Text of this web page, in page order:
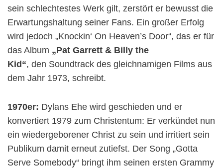
sein schlechtestes Werk gilt, zerstört er bewusst die
Erwartungshaltung seiner Fans. Ein großer Erfolg
wird jedoch „Knockin‘ On Heaven’s Door“, das er für
das Album „Pat Garrett & Billy the
Kid“, den Soundtrack des gleichnamigen Films aus
dem Jahr 1973, schreibt.
1970er: Dylans Ehe wird geschieden und er
konvertiert 1979 zum Christentum: Er verkündet nun
ein wiedergeborener Christ zu sein und irritiert sein
Publikum damit erneut zutiefst. Der Song „Gotta
Serve Somebody“ bringt ihm seinen ersten Grammy